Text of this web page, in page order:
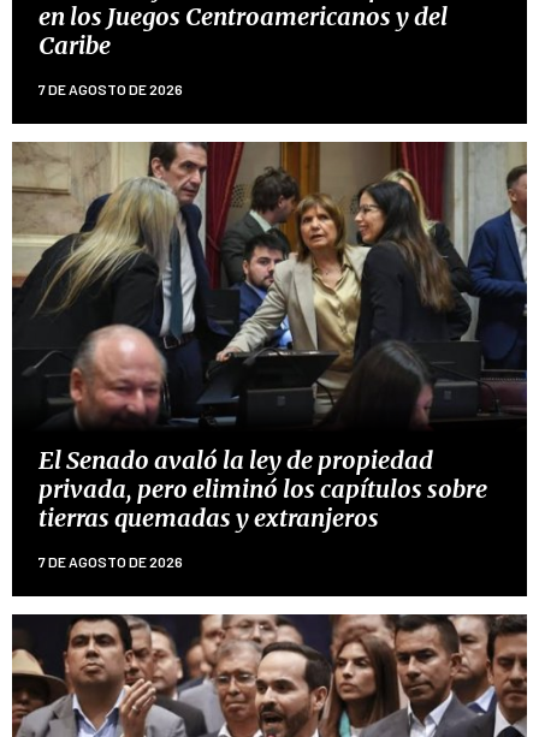
en los Juegos Centroamericanos y del
Caribe
7 DE AGOSTO DE 2026
El Senado avaló la ley de propiedad
privada, pero eliminó los capítulos sobre
tierras quemadas y extranjeros
7 DE AGOSTO DE 2026